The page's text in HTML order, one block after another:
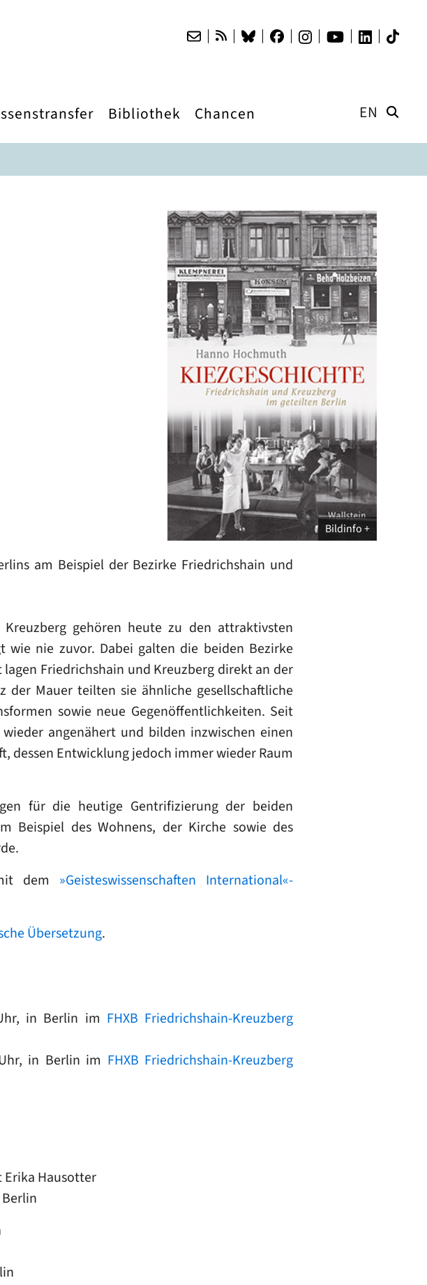
Bibliothek Chancen EN
Bildinfo
am Beispiel der Bezirke Friedrichshain und
gehören heute zu den attraktivsten
wie nie zuvor. Dabei galten die beiden Bezirke
Friedrichshain und Kreuzberg direkt an der
der Mauer teilten sie ähnliche gesellschaftliche
sowie neue Gegenöffentlichkeiten. Seit
angenähert und bilden inzwischen einen
dessen Entwicklung jedoch immer wieder Raum
für die heutige Gentrifizierung der beiden
Beispiel des Wohnens, der Kirche sowie des
dem »Geisteswissenschaften International«-
Übersetzung.
in Berlin im FHXB Friedrichshain-Kreuzberg
in Berlin im FHXB Friedrichshain-Kreuzberg
Erika Hausotter